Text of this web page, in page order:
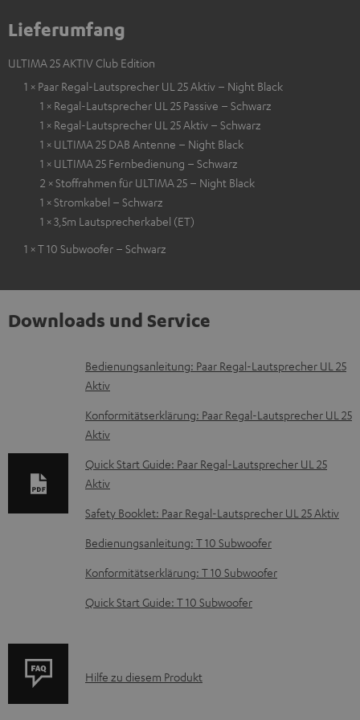
Lieferumfang
ULTIMA 25 AKTIV Club Edition
1 × Paar Regal-Lautsprecher UL 25 Aktiv – Night Black
1 × Regal-Lautsprecher UL 25 Passive – Schwarz
1 × Regal-Lautsprecher UL 25 Aktiv – Schwarz
1 × ULTIMA 25 DAB Antenne – Night Black
1 × ULTIMA 25 Fernbedienung – Schwarz
2 × Stoffrahmen für ULTIMA 25 – Night Black
1 × Stromkabel – Schwarz
1 × 3,5m Lautsprecherkabel (ET)
1 × T 10 Subwoofer – Schwarz
Downloads und Service
D
o
k
u
m
e
n
t
z
u
e
Bedienungsanleitung: Paar Regal-Lautsprecher UL 25
Aktiv
Konformitätserklärung: Paar Regal-Lautsprecher UL 25
Aktiv
Quick Start Guide: Paar Regal-Lautsprecher UL 25
Aktiv
Safety Booklet: Paar Regal-Lautsprecher UL 25 Aktiv
Bedienungsanleitung: T 10 Subwoofer
Konformitätserklärung: T 10 Subwoofer
Quick Start Guide: T 10 Subwoofer
P
Hilfe zu diesem Produkt